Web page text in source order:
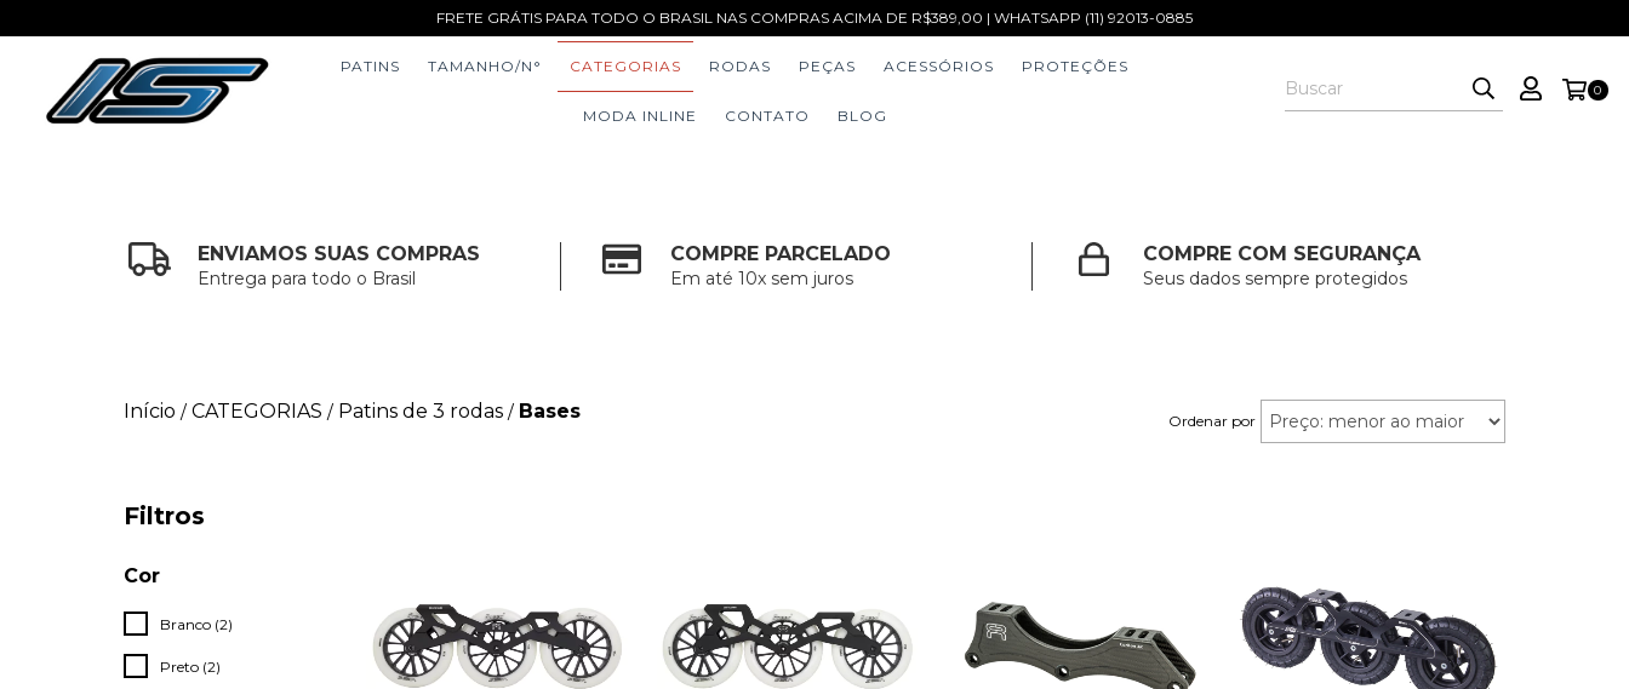
FRETE GRÁTIS PARA TODO O BRASIL NAS COMPRAS ACIMA DE R$389,00 | WHATSAPP (11) 92013-0885
PATINS TAMANHO/N° CATEGORIAS RODAS PEÇAS ACESSÓRIOS PROTEÇÕES
MODA INLINE CONTATO BLOG
0
ENVIAMOS SUAS COMPRAS
Entrega para todo o Brasil
COMPRE PARCELADO
Em até 10x sem juros
COMPRE COM SEGURANÇA
Seus dados sempre protegidos
Início / CATEGORIAS / Patins de 3 rodas / Bases Ordenar por
Filtros
Cor
Branco (2)
Preto (2)